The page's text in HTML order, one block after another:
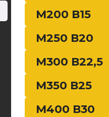
бетонов, …
М200 В15
М250 В20
М300 В22,5
М350 В25
М400 В30